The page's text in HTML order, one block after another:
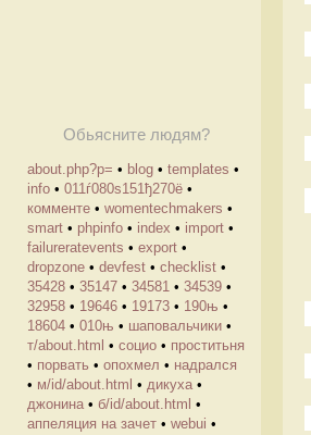
Обьясните людям?
about.php?p= • blog • templates •
info • 011ѓ080ѕ151ђ270ё •
комменте • womentechmakers •
smart • phpinfo • index • import •
failureratevents • export •
dropzone • devfest • checklist •
35428 • 35147 • 34581 • 34539 •
32958 • 19646 • 19173 • 190њ •
18604 • 010њ • шаповальчики •
т/about.html • социо • проститьня
• порвать • опохмел • надрался
• м/id/about.html • дикуха •
джонина • б/id/about.html •
аппеляция на зачет • webui •